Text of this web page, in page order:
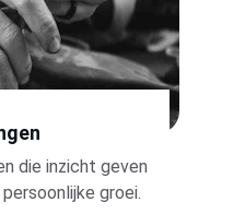
die inzicht geven
groei.